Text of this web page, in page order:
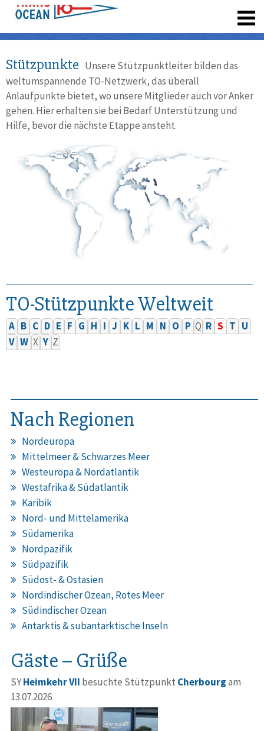
Stützpunkte Unsere Stützpunktleiter bilden das
weltumspannende TO-Netzwerk, das überall
Anlaufpunkte bietet, wo unsere Mitglieder auch vor Anker
gehen. Hier erhalten sie bei Bedarf Unterstützung und
Hilfe, bevor die nächste Etappe ansteht.
TO-Stützpunkte Weltweit
A B C D E F G H I J K L M N O P Q R S T U
V W X Y Z
Nach Regionen
Nordeuropa
Mittelmeer & Schwarzes Meer
Westeuropa & Nordatlantik
Westafrika & Südatlantik
Karibik
Nord- und Mittelamerika
Südamerika
Nordpazifik
Südpazifik
Südost- & Ostasien
Nordindischer Ozean, Rotes Meer
Südindischer Ozean
Antarktis & subantarktische Inseln
Gäste – Grüße
SYHeimkehr VII besuchte Stützpunkt Cherbourgam
13.07.2026